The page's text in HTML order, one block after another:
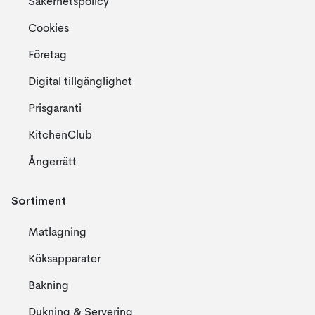
extra roligt.
Cookies
Företag
Digital tillgänglighet
Prisgaranti
KitchenClub
Ångerrätt
Sortiment
Matlagning
Köksapparater
Bakning